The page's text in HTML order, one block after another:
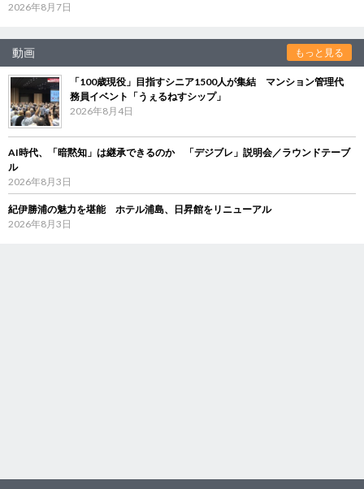
2026年8月7日
動画 もっと見る
「100歳現役」目指すシニア1500人が集結 マンション管理代
務員イベント「うぇるねすシップ」
2026年8月4日
AI時代、「暗黙知」は継承できるのか 「デジブレ」説明会／ラウンドテーブ
ル
2026年8月3日
紀伊勝浦の魅力を堪能 ホテル浦島、日昇館をリニューアル
2026年8月3日